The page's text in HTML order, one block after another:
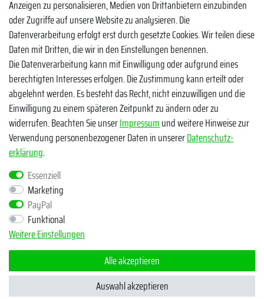
TikTok
Zahlungsmethoden
Egal ob Barsch, Hecht, Zander und Co. - Riverfighters ist der
Shop für Raubfischangler - Von Anglern für Angler
* Alle Preise inklusive MwSt. zzgl. Versandkosten
** Bei Variantenartikeln mit unterschiedlichen Preisen pro Variante
bezieht sich die angegebene UVP auf die Variante mit dem
niedrigsten Preis. Die UVP zu den weiteren Varianten wird bei Klick
auf die jeweilige Variante angezeigt.
© Copyright 2026 | Alle Rechte vorbehalten - Riverfighters UG
Anzeigen zu personalisieren, Medien von Drittanbietern einzubinden
oder Zugriffe auf unsere Website zu analysieren. Die
Datenverarbeitung erfolgt erst durch gesetzte Cookies. Wir teilen diese
Daten mit Dritten, die wir in den Einstellungen benennen.
Die Datenverarbeitung kann mit Einwilligung oder aufgrund eines
berechtigten Interesses erfolgen. Die Zustimmung kann erteilt oder
abgelehnt werden. Es besteht das Recht, nicht einzuwilligen und die
Einwilligung zu einem späteren Zeitpunkt zu ändern oder zu
widerrufen. Beachten Sie unserImpressumund weitere Hinweise zur
Verwendung personenbezogener Daten in unsererDaten­schutz­
erklärung.
Essenziell
Marketing
PayPal
Funktional
Weitere Einstellungen
Alle akzeptieren
Auswahl akzeptieren